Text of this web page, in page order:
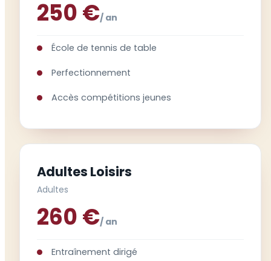
250 €/ an
École de tennis de table
Perfectionnement
Accès compétitions jeunes
Adultes Loisirs
Adultes
260 €/ an
Entraînement dirigé